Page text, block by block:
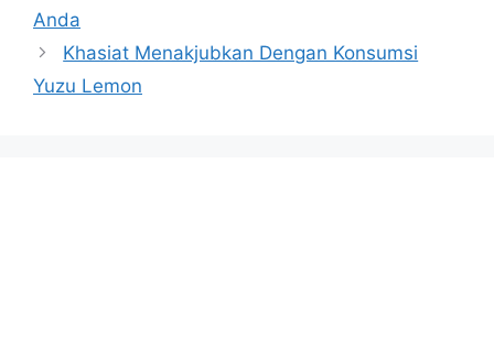
Anda
Khasiat Menakjubkan Dengan Konsumsi
Yuzu Lemon